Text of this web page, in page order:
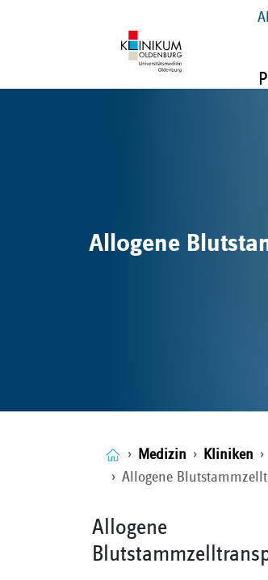
Allogene
Medizin Kliniken
Allogene
Allogene